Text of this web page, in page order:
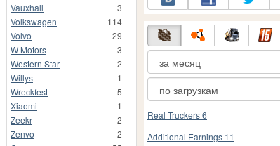
Vauxhall
3
Volkswagen
114
Volvo
29
W Motors
3
Western Star
2
Willys
1
Wreckfest
5
Xiaomi
1
Zeekr
2
Zenvo
2
Real Truckers 6
Additional Earnings 11